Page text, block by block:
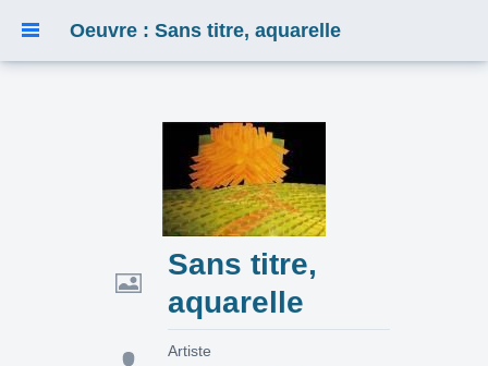
Oeuvre : Sans titre, aquarelle
Sans titre,
aquarelle
Artiste